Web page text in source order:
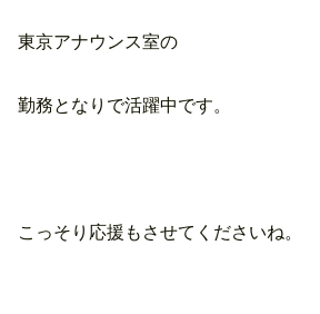
東京アナウンス室の
勤務となりで活躍中です。
こっそり応援もさせてくださいね。